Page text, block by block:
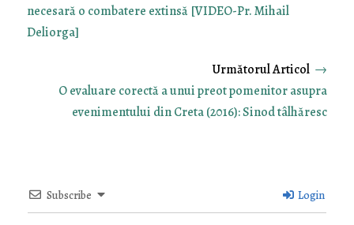
necesară o combatere extinsă [VIDEO-Pr. Mihail
Deliorga]
O evaluare corectă a unui preot pomenitor asupra
evenimentului din Creta (2016): Sinod tâlhăresc
→
Subscribe Login